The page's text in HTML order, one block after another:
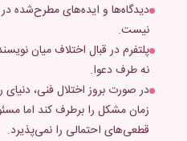
دیدگاه‌ها و ایده‌های مطرح‌شده در
نیست.
پلتفرم در قبال اختلاف میان
نه طرف دعوا.
در صورت بروز اختلال فنی،
زمان مشکل را برطرف کند اما
قطعی‌های احتمالی را نمی‌پذیرد.